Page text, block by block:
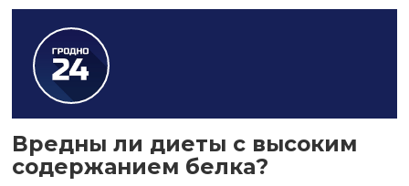
Вредны ли диеты с высоким
содержанием белка?